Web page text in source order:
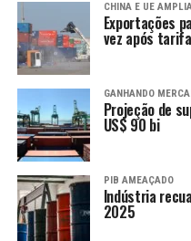
CHINA E UE
Exportações
vez após
GANHANDO
Projeção de
US$ 90 bi
PIB AMEAÇADO
Indústria
2025